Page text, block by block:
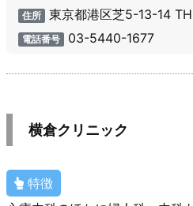
住所 東京都港区芝5-13-14
電話番号 03-5440-1677
横倉クリニック
特徴